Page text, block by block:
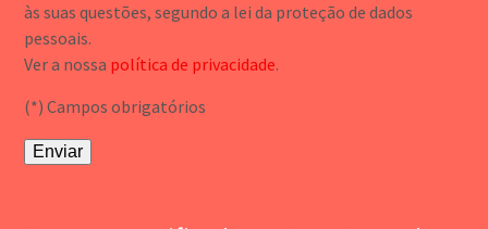
às suas questões, segundo a lei da proteção de dados
pessoais.
Ver a nossa política de privacidade.
(*) Campos obrigatórios